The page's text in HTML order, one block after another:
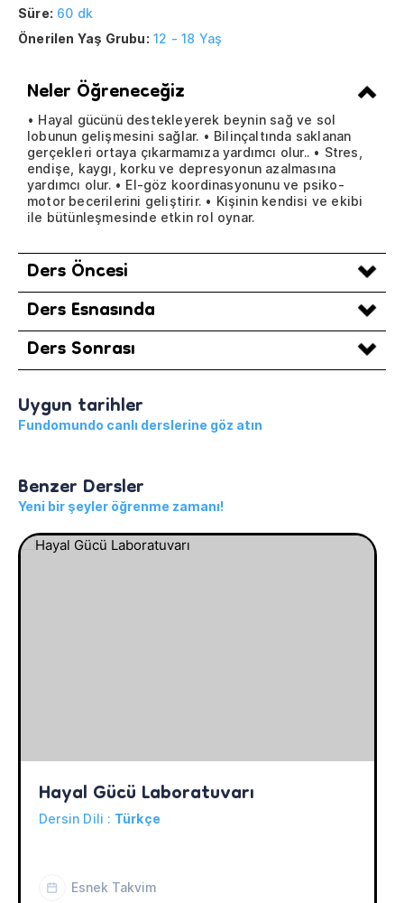
Süre: 60 dk
Önerilen Yaş Grubu: 12 - 18 Yaş
Neler Öğreneceğiz
• Hayal gücünü destekleyerek beynin sağ ve sol
lobunun gelişmesini sağlar. • Bilinçaltında saklanan
gerçekleri ortaya çıkarmamıza yardımcı olur.. • Stres,
endişe, kaygı, korku ve depresyonun azalmasına
yardımcı olur. • El-göz koordinasyonunu ve psiko-
motor becerilerini geliştirir. • Kişinin kendisi ve ekibi
ile bütünleşmesinde etkin rol oynar.
Ders Öncesi
Ders Esnasında
Ders Sonrası
Uygun tarihler
Fundomundo canlı derslerine göz atın
Benzer Dersler
Yeni bir şeyler öğrenme zamanı!
Hayal Gücü Laboratuvarı
Dersin Dili : Türkçe
Esnek Takvim